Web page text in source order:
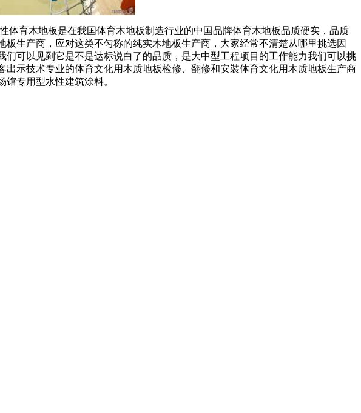
育木地板是在我国体育木地板制造行业的中国品牌体育木地板品质硬实，品质
生产商，应对这类不匀称的纯实木地板生产商，大家经常不清楚从哪里挑选因
可以见到它是不是达标说白了的品质，是大中型工程项目的工作能力我们可以挑
示技术专业的体育文化用木质地板检修、翻修和安裝体育文化用木质地板生产商
专用型水性建筑涂料。